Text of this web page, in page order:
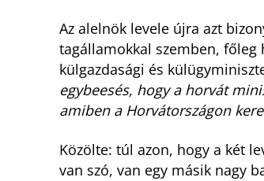
Az alelnök levele újra azt
tagállamokkal szemben, főleg
külgazdasági és
egybeesés, hogy a horvát
amiben a Horvátországon
Közölte: túl azon, hogy a két
van szó, van egy másik nagy